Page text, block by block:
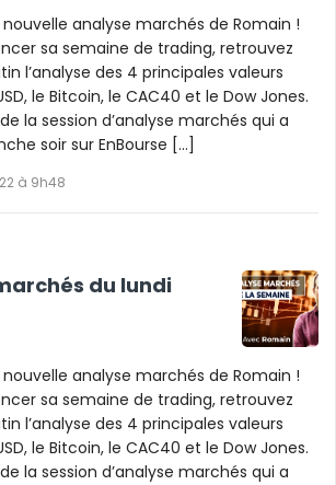
analyse marchés de Romain !
sa semaine de trading, retrouvez
l’analyse des 4 principales valeurs
le Bitcoin, le CAC40 et le Dow Jones.
la session d’analyse marchés qui a
soir sur EnBourse […]
à 9h48
du lundi
analyse marchés de Romain !
sa semaine de trading, retrouvez
l’analyse des 4 principales valeurs
le Bitcoin, le CAC40 et le Dow Jones.
la session d’analyse marchés qui a